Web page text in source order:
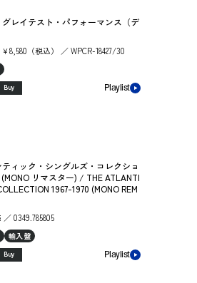
レイテスト・パフォーマンス（デ
￥8,580（税込） ／ WPCR-18427/30
Buy Playlist
ィック・シングルズ・コレクショ
(MONO リマスター) / THE ATLANTI
1967-1970 (MONO REM
／ 0349.785805
輸入盤
Buy Playlist